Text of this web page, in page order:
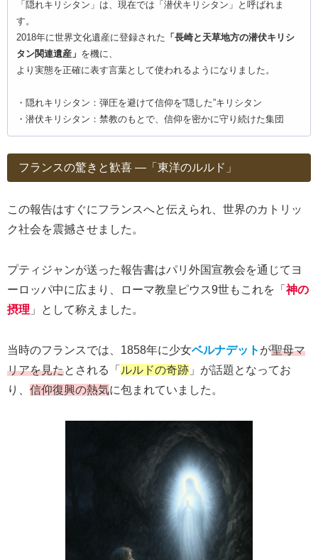
「隠れキリシタン」は、現在では「潜伏キリシタン」と呼ばれま
す。
2018年に世界文化遺産に登録された 「長崎と天草地方の潜伏キリシ
タン関連遺産」 を機に、
より実態を正確に表す言葉として使われるようになりました。
・隠れキリシタン：弾圧を避けて信仰を“隠した”キリシタン
・潜伏キリシタン：禁教のもとで、信仰を密かに守り続けた集団
フランスの驚きと歓喜 ―「東洋のルルド」
この報告はすぐにフランスへと伝えられ、世界のカトリッ
ク社会を震撼させました。
プティジャンが送った報告書はパリ外国宣教会を通じてヨ
ーロッパ中に広まり、ローマ教皇ピウス9世もこれを「神の
摂理 」として称えました。
当時のフランスでは、1858年に少女ベルナデット が聖母マ
リアを見たとされる「 ルルドの奇跡 」が話題となってお
り、 信仰復興の熱気に包まれていました。